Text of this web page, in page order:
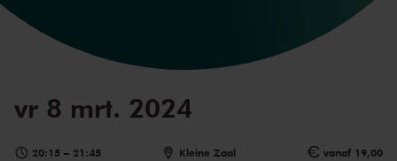
vr 8 mrt. 2024
20:15 – 21:45 Kleine Zaal vanaf 19,00